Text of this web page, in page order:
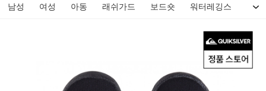
남성 여성 아동 래쉬가드 보드숏 워터레깅스 비
메뉴